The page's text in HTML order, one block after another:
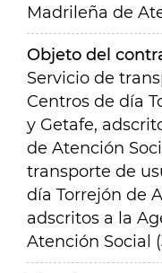
Madrileña de
Objeto del
Servicio de
Centros de día
y Getafe,
de Atención
transporte de
día Torrejón de
adscritos a la
Atención Social